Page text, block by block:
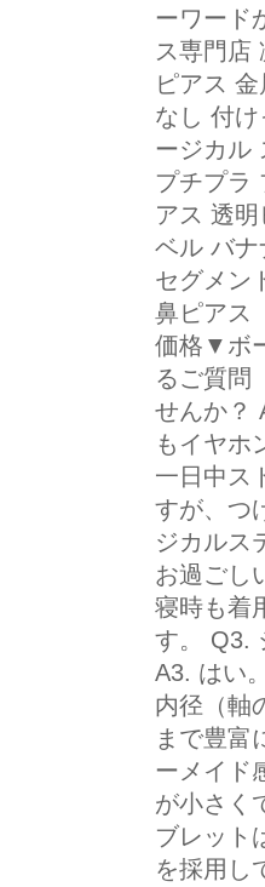
ーワード
ス専門店
ピアス
なし 付
ージカル
プチプラ
アス 透
ベル バ
セグメン
鼻ピアス
価格▼ボ
るご質問
せんか？
もイヤホ
一日中ス
すが、つ
ジカルス
お過ごし
寝時も着
す。 Q3.
A3. はい
内径（軸
まで豊富
ーメイド
が小さく
ブレット
を採用し